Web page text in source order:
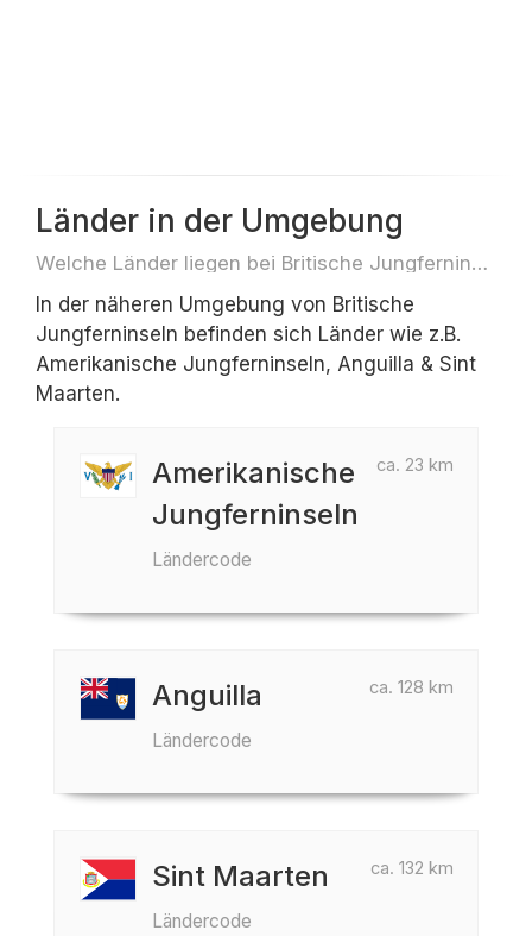
Länder in der Umgebung
Welche Länder liegen bei Britische Jungferninseln z.B. für Reisen oder Flüge
In der näheren Umgebung von Britische
Jungferninseln befinden sich Länder wie z.B.
Amerikanische Jungferninseln, Anguilla & Sint
Maarten.
ca. 23 km
Amerikanische
Jungferninseln
Ländercode
ca. 128 km
Anguilla
Ländercode
ca. 132 km
Sint Maarten
Ländercode